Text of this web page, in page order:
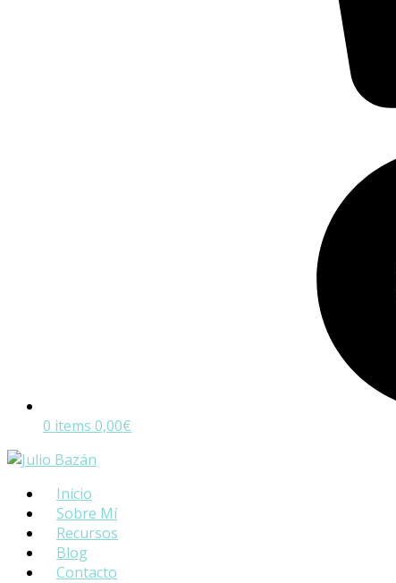
0 items 0,00€
Inicio
Sobre Mí
Recursos
Blog
Contacto